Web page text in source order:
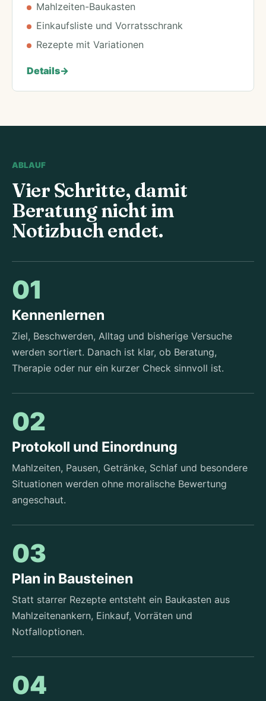
Mahlzeiten-Baukasten
Einkaufsliste und Vorratsschrank
Rezepte mit Variationen
Details->
ABLAUF
Vier Schritte, damit
Beratung nicht im
Notizbuch endet.
01
Kennenlernen
Ziel, Beschwerden, Alltag und bisherige Versuche
werden sortiert. Danach ist klar, ob Beratung,
Therapie oder nur ein kurzer Check sinnvoll ist.
02
Protokoll und Einordnung
Mahlzeiten, Pausen, Getränke, Schlaf und besondere
Situationen werden ohne moralische Bewertung
angeschaut.
03
Plan in Bausteinen
Statt starrer Rezepte entsteht ein Baukasten aus
Mahlzeitenankern, Einkauf, Vorräten und
Notfalloptionen.
04